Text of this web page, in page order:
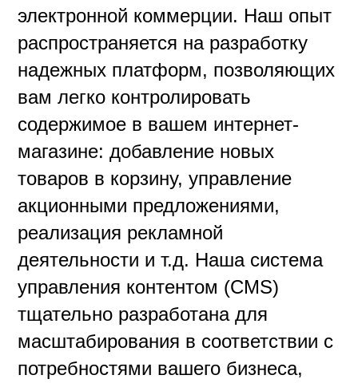
электронной коммерции. Наш опыт
распространяется на разработку
надежных платформ, позволяющих
вам легко контролировать
содержимое в вашем интернет-
магазине: добавление новых
товаров в корзину, управление
акционными предложениями,
реализация рекламной
деятельности и т.д. Наша система
управления контентом (CMS)
тщательно разработана для
масштабирования в соответствии с
потребностями вашего бизнеса,